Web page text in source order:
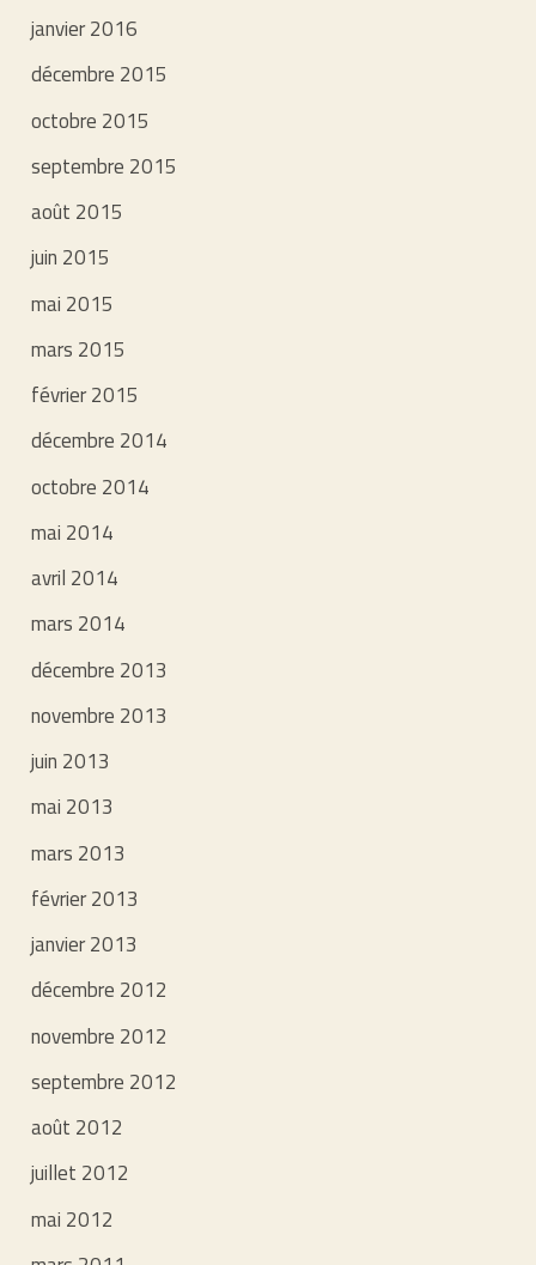
janvier 2016
décembre 2015
octobre 2015
septembre 2015
août 2015
juin 2015
mai 2015
mars 2015
février 2015
décembre 2014
octobre 2014
mai 2014
avril 2014
mars 2014
décembre 2013
novembre 2013
juin 2013
mai 2013
mars 2013
février 2013
janvier 2013
décembre 2012
novembre 2012
septembre 2012
août 2012
juillet 2012
mai 2012